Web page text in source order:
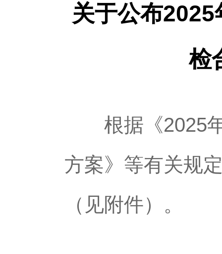
关于公布
检
根据《2025年
方案》等有关规
（见附件）。